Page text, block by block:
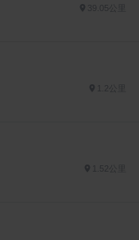
39.05公里
1.52公里